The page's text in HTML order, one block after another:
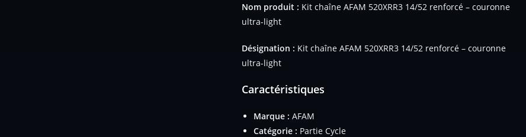
Nom produit : Kit chaîne AFAM 520XRR3 14/52 renforcé – couronne
ultra-light
Désignation : Kit chaîne AFAM 520XRR3 14/52 renforcé – couronne
ultra-light
Caractéristiques
Marque : AFAM
Catégorie : Partie Cycle